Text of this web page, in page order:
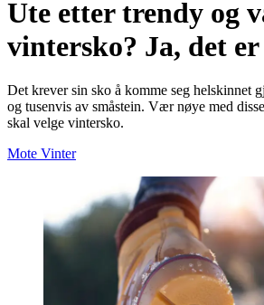
Ute etter trendy og
vintersko? Ja, det
Det krever sin sko å komme seg helskinnet
og tusenvis av småstein. Vær nøye med
skal velge vintersko.
Mote Vinter